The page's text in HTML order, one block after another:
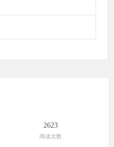
2623
阅读次数